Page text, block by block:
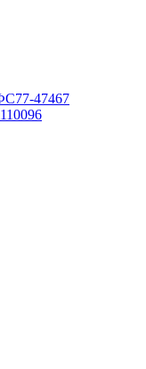
47467